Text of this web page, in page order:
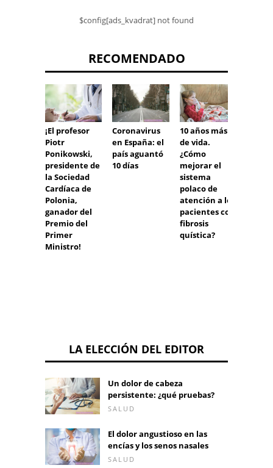
$config[ads_kvadrat] not found
RECOMENDADO
¡El profesor
Piotr
Ponikowski,
presidente de
la Sociedad
Cardíaca de
Polonia,
ganador del
Premio del
Primer
Ministro!
Coronavirus
en España: el
país aguantó
10 días
10 años más
de vida.
¿Cómo
mejorar el
sistema
polaco de
atención a los
pacientes con
fibrosis
quística?
LA ELECCIÓN DEL EDITOR
Un dolor de cabeza
persistente: ¿qué pruebas?
SALUD
El dolor angustioso en las
encías y los senos nasales
SALUD